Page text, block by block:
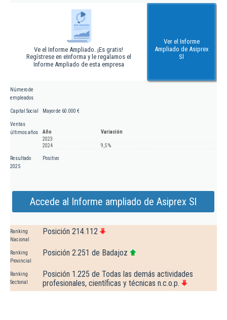
Ve el Informe Ampliado. ¡Es gratis!
Regístrese en eInforma y le regalamos el
Informe Ampliado de esta empresa
Ver el Informe
Ampliado de Asiprex
Sl
Número de
empleados
Capital Social Mayor de 60.000 €
Ventas
últimos años
Año
Variación
2023
2024
9,5 %
Resultado
2025
Positivo
Accede al Informe ampliado de Asiprex Sl
Ranking
Nacional
Posición 214.112
Ranking
Provincial
Posición 2.251 de Badajoz
Ranking
Sectorial
Posición 1.225 de Todas las demás actividades
profesionales, científicas y técnicas n.c.o.p.